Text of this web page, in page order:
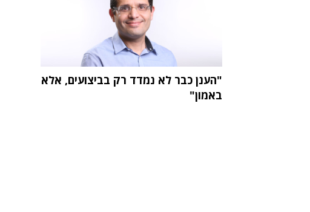
"הענן כבר לא נמדד רק בביצועים, אלא
באמון"